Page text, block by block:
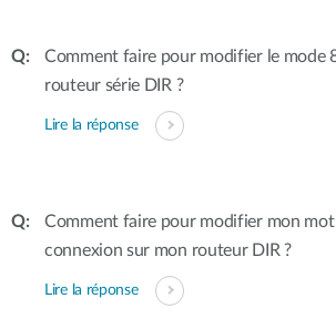
Comment faire pour modifier le mode
routeur série DIR ?
Lire la réponse
Comment faire pour modifier mon mot
connexion sur mon routeur DIR ?
Lire la réponse